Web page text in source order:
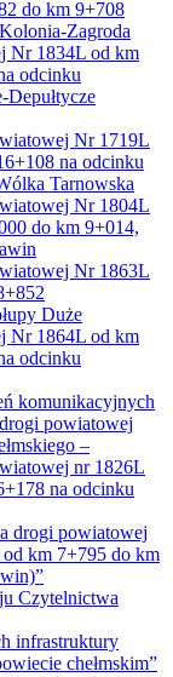
do km 9+708
Zagroda
Nr 1834L od km
odcinku
Depułtycze
Nr 1719L
na odcinku
Tarnowska
Nr 1804L
do km 9+014,
Nr 1863L
Duże
Nr 1864L od km
odcinku
komunikacyjnych
powiatowej
–
nr 1826L
na odcinku
drogi powiatowej
km 7+795 do km
Czytelnictwa
infrastruktury
chełmskim”